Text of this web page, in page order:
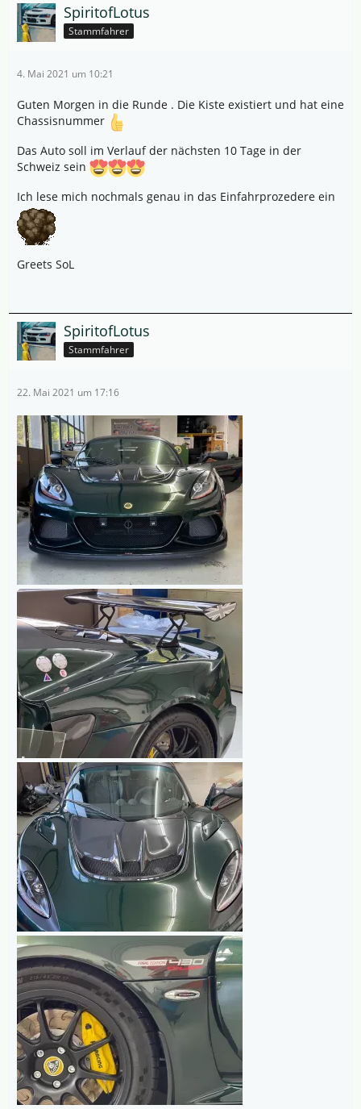
SpiritofLotus
Stammfahrer
4. Mai 2021 um 10:21
Guten Morgen in die Runde . Die Kiste existiert und hat eine
Chassisnummer
Das Auto soll im Verlauf der nächsten 10 Tage in der
Schweiz sein
Ich lese mich nochmals genau in das Einfahrprozedere ein
Greets SoL
SpiritofLotus
Stammfahrer
22. Mai 2021 um 17:16